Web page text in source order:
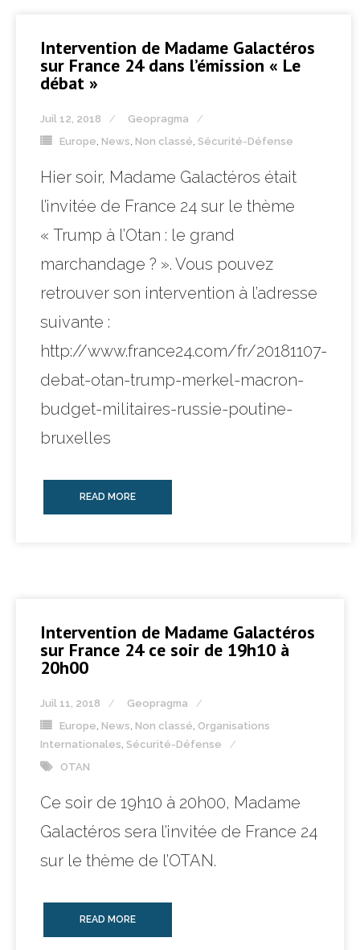
Intervention de Madame Galactéros
sur France 24 dans l’émission « Le
débat »
Juil 12, 2018
Geopragma
Europe News Non classé Sécurité-Défense
Hier soir, Madame Galactéros était
l’invitée de France 24 sur le thème
« Trump à l’Otan : le grand
marchandage ? ». Vous pouvez
retrouver son intervention à l’adresse
suivante :
http://www.france24.com/fr/20181107-
debat-otan-trump-merkel-macron-
budget-militaires-russie-poutine-
bruxelles
READ MORE
Intervention de Madame Galactéros
sur France 24 ce soir de 19h10 à
20h00
Juil 11, 2018
Geopragma
Europe News Non classé Organisations
Internationales Sécurité-Défense
OTAN
Ce soir de 19h10 à 20h00, Madame
Galactéros sera l’invitée de France 24
sur le thème de l’OTAN.
READ MORE